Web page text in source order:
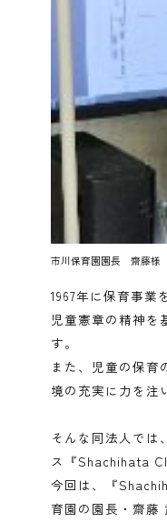
市川保育園園長 齋
児童憲章の精
す。
また、児童の